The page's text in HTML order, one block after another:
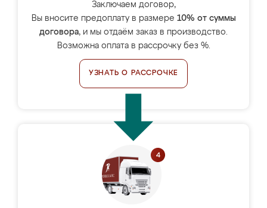
Заключаем договор,
Вы вносите предоплату в размере 10% от суммы
договора, и мы отдаём заказ в производство.
Возможна оплата в рассрочку без %.
УЗНАТЬ О РАССРОЧКЕ